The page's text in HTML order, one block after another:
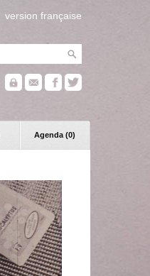
version française
Agenda (0)